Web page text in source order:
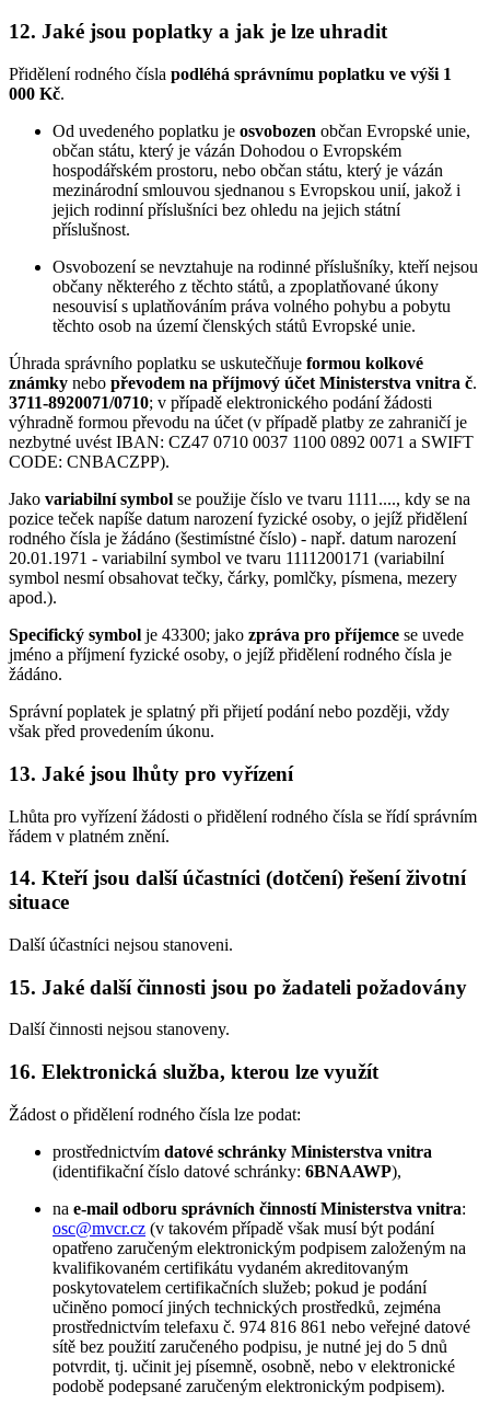
12. Jaké jsou poplatky a jak je lze uhradit
Přidělení rodného čísla podléhá správnímu poplatku ve výši 1
000 Kč.
Od uvedeného poplatku je osvobozen občan Evropské unie,
občan státu, který je vázán Dohodou o Evropském
hospodářském prostoru, nebo občan státu, který je vázán
mezinárodní smlouvou sjednanou s Evropskou unií, jakož i
jejich rodinní příslušníci bez ohledu na jejich státní
příslušnost.
Osvobození se nevztahuje na rodinné příslušníky, kteří nejsou
občany některého z těchto států, a zpoplatňované úkony
nesouvisí s uplatňováním práva volného pohybu a pobytu
těchto osob na území členských států Evropské unie.
Úhrada správního poplatku se uskutečňuje formou kolkové
známky nebo převodem na příjmový účet Ministerstva vnitra č.
3711-8920071/0710; v případě elektronického podání žádosti
výhradně formou převodu na účet (v případě platby ze zahraničí je
nezbytné uvést IBAN: CZ47 0710 0037 1100 0892 0071 a SWIFT
CODE: CNBACZPP).
Jako variabilní symbol se použije číslo ve tvaru 1111...., kdy se na
pozice teček napíše datum narození fyzické osoby, o jejíž přidělení
rodného čísla je žádáno (šestimístné číslo) - např. datum narození
20.01.1971 - variabilní symbol ve tvaru 1111200171 (variabilní
symbol nesmí obsahovat tečky, čárky, pomlčky, písmena, mezery
apod.).
Specifický symbol je 43300; jako zpráva pro příjemce se uvede
jméno a příjmení fyzické osoby, o jejíž přidělení rodného čísla je
žádáno.
Správní poplatek je splatný při přijetí podání nebo později, vždy
však před provedením úkonu.
13. Jaké jsou lhůty pro vyřízení
Lhůta pro vyřízení žádosti o přidělení rodného čísla se řídí správním
řádem v platném znění.
14. Kteří jsou další účastníci (dotčení) řešení životní
situace
Další účastníci nejsou stanoveni.
15. Jaké další činnosti jsou po žadateli požadovány
Další činnosti nejsou stanoveny.
16. Elektronická služba, kterou lze využít
Žádost o přidělení rodného čísla lze podat:
prostřednictvím datové schránky Ministerstva vnitra
(identifikační číslo datové schránky: 6BNAAWP),
na e-mail odboru správních činností Ministerstva vnitra:
osc@mvcr.cz (v takovém případě však musí být podání
opatřeno zaručeným elektronickým podpisem založeným na
kvalifikovaném certifikátu vydaném akreditovaným
poskytovatelem certifikačních služeb; pokud je podání
učiněno pomocí jiných technických prostředků, zejména
prostřednictvím telefaxu č. 974 816 861 nebo veřejné datové
sítě bez použití zaručeného podpisu, je nutné jej do 5 dnů
potvrdit, tj. učinit jej písemně, osobně, nebo v elektronické
podobě podepsané zaručeným elektronickým podpisem).